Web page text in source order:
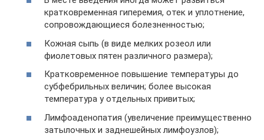
кратковременная гиперемия, отек и уплотнение,
сопровождающиеся болезненностью;
Кожная сыпь (в виде мелких розеол или
фиолетовых пятен различного размера);
Кратковременное повышение температуры до
субфебрильных величин; более высокая
температура у отдельных привитых;
Лимфоаденопатия (увеличение преимущественно
затылочных и заднешейных лимфоузлов);